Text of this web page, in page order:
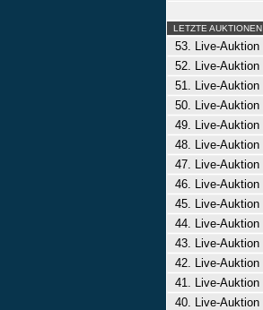
LETZTE AUKTIONEN
53. Live-Auktion
52. Live-Auktion
51. Live-Auktion
50. Live-Auktion
49. Live-Auktion
48. Live-Auktion
47. Live-Auktion
46. Live-Auktion
45. Live-Auktion
44. Live-Auktion
43. Live-Auktion
42. Live-Auktion
41. Live-Auktion
40. Live-Auktion